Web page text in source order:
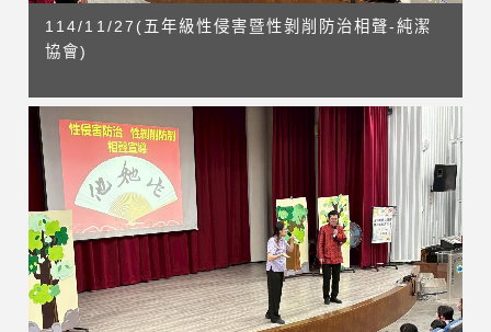
114/11/27(五年級性侵害暨性剝削防治相聲-純潔
協會)